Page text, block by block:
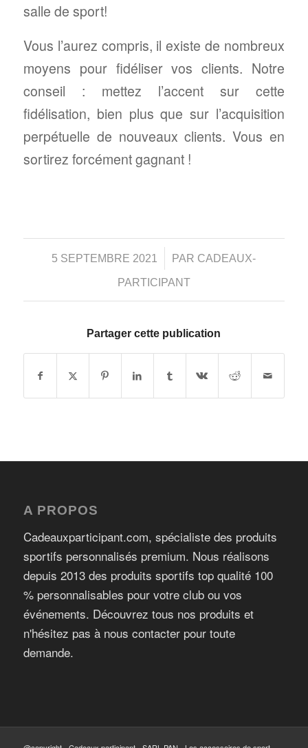
salle de sport!
Vous l’aurez compris, il existe de nombreux
moyens pour fidéliser vos clients. Notre
conseil : mettez l’accent sur cette
fidélisation, bien plus que sur l’acquisition
perpétuelle de nouveaux clients. Vous en
sortirez forcément gagnant !
5 SEPTEMBRE 2021
/ PAR CADEAUX-
PARTICIPANT
Partager cette publication
A PROPOS
Cadeauxparticipant.com, spécialiste des produits
sportifs personnalisés premium. Nous réalisons
depuis 2013 des produits sportifs top qualité 100
% personnalisables pour votre club ou vos
événements. Découvrez tous nos produits et
n'hésitez pas à nous contacter pour toute
demande.